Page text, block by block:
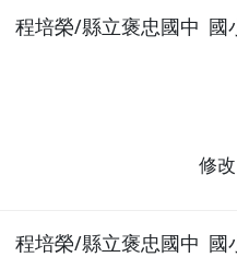
程培榮/縣立褒忠國中 國
修
程培榮/縣立褒忠國中 國